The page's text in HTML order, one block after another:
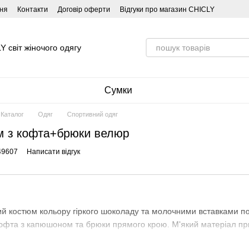
Контакти Договір оферти Відгуки про магазин CHICLY
Сумки
Каталог Одяг Спортивний одяг
з кофта+брюки велюр
Написати відгук
костюм кольору гіркого шоколаду та молочними вставками
з капюшоном та брюки прямого крою. М'який матеріал